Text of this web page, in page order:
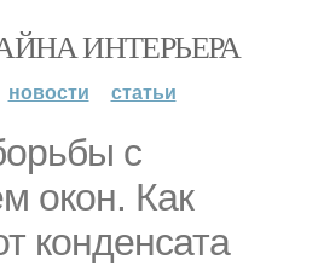
ИНТЕРЬЕРА
новости статьи
с
окон. Как
конденсата